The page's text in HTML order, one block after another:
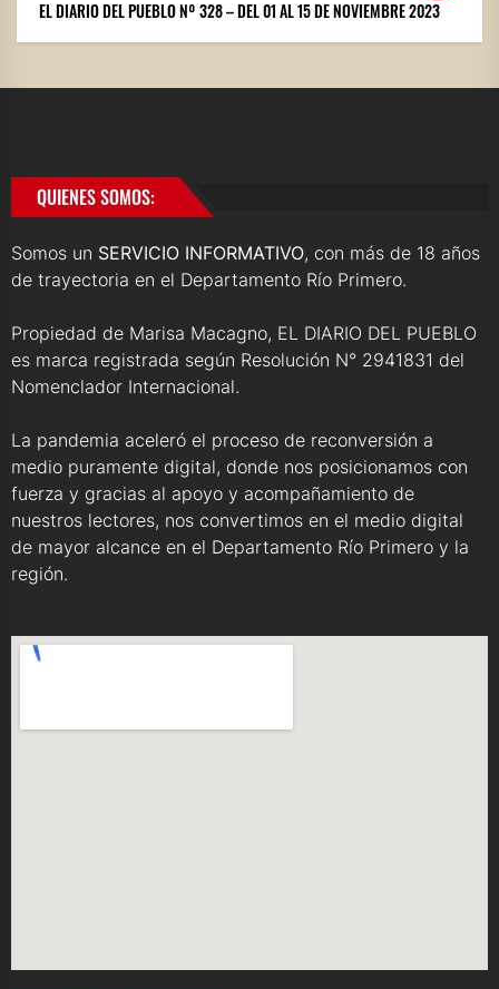
EL DIARIO DEL PUEBLO Nº 328 – DEL 01 AL 15 DE NOVIEMBRE 2023
QUIENES SOMOS:
Somos un SERVICIO INFORMATIVO, con más de 18 años
de trayectoria en el Departamento Río Primero.
Propiedad de Marisa Macagno, EL DIARIO DEL PUEBLO
es marca registrada según Resolución N° 2941831 del
Nomenclador Internacional.
La pandemia aceleró el proceso de reconversión a
medio puramente digital, donde nos posicionamos con
fuerza y gracias al apoyo y acompañamiento de
nuestros lectores, nos convertimos en el medio digital
de mayor alcance en el Departamento Río Primero y la
región.